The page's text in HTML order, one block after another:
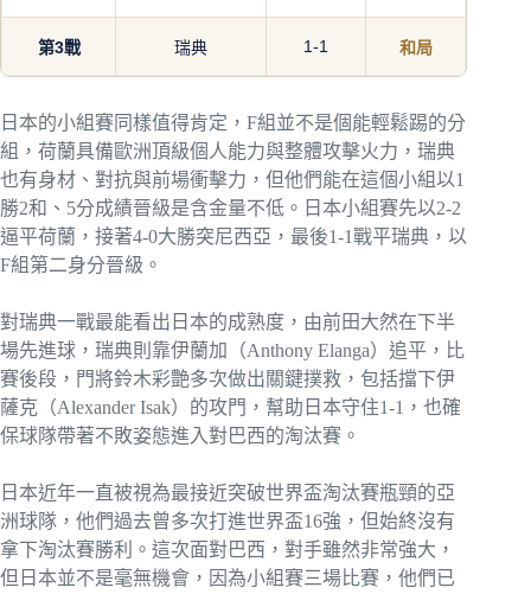
第3戰 瑞典 1-1 和局
日本的小組賽同樣值得肯定，F組並不是個能輕鬆踢的分
組，荷蘭具備歐洲頂級個人能力與整體攻擊火力，瑞典
也有身材、對抗與前場衝擊力，但他們能在這個小組以1
勝2和、5分成績晉級是含金量不低。日本小組賽先以2-2
逼平荷蘭，接著4-0大勝突尼西亞，最後1-1戰平瑞典，以
F組第二身分晉級。
對瑞典一戰最能看出日本的成熟度，由前田大然在下半
場先進球，瑞典則靠伊蘭加（Anthony Elanga）追平，比
賽後段，門將鈴木彩艶多次做出關鍵撲救，包括擋下伊
薩克（Alexander Isak）的攻門，幫助日本守住1-1，也確
保球隊帶著不敗姿態進入對巴西的淘汰賽。
日本近年一直被視為最接近突破世界盃淘汰賽瓶頸的亞
洲球隊，他們過去曾多次打進世界盃16強，但始終沒有
拿下淘汰賽勝利。這次面對巴西，對手雖然非常強大，
但日本並不是毫無機會，因為小組賽三場比賽，他們已